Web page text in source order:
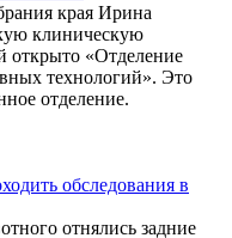
края Ирина
клиническую
открыто «Отделение
технологий». Это
отделение.
обследования в
отнялись задние